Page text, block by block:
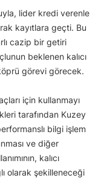
lider kredi verenle
kayıtlara geçti. Bu
cazip bir getiri
beklenen kalıcı
görevi görecek.
için kullanmayı
tarafından Kuzey
bilgi işlem
ve diğer
kalıcı
olarak şekilleneceği